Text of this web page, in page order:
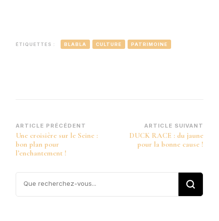
ÉTIQUETTES : BLABLA CULTURE PATRIMOINE
Navigation
d’article
ARTICLE PRÉCÉDENT
Une croisière sur le Seine :
bon plan pour
l’enchantement !
ARTICLE SUIVANT
DUCK RACE : du jaune
pour la bonne cause !